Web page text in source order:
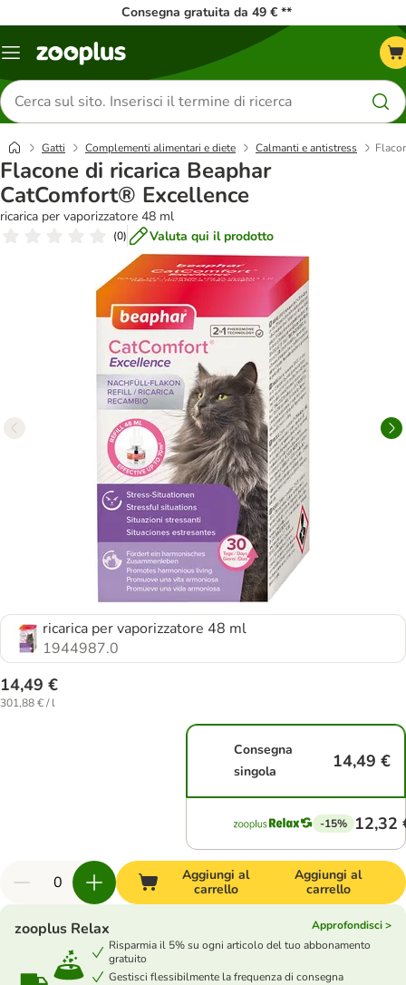
Consegna gratuita da 49 € **
Overview
Cerca
prodotti
Gatti Complementi alimentari e diete Calmanti e antistress
Flacone di ricarica Beaphar
CatComfort® Excellence
ricarica per vaporizzatore 48 ml
(0) Valuta qui il prodotto
ricarica per vaporizzatore 48 ml
1944987.0
14,49 €
301,88 € / l
Consegna
singola
14,49 €
-15% 12,32
Aggiungi al
carrello
Aggiungi al
carrello
zooplus Relax
Approfondisci >
Risparmia il 5% su ogni articolo del tuo abbonamento
gratuito
Gestisci flessibilmente la frequenza di consegna